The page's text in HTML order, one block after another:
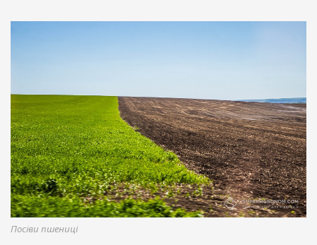
Посіви пшениці